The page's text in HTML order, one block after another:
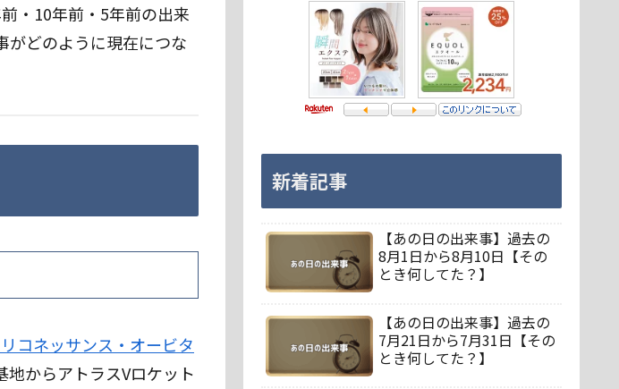
・10年前・5年前の出来
がどのように現在につな
コネッサンス・オービタ
地からアトラスVロケット
新着記事
【あの日の出来事】過去の
8月1日から8月10日【その
とき何してた？】
【あの日の出来事】過去の
7月21日から7月31日【その
とき何してた？】